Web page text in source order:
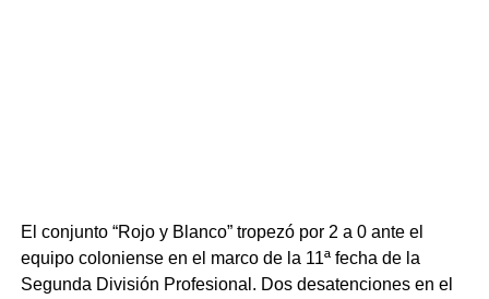
El conjunto “Rojo y Blanco” tropezó por 2 a 0 ante el
equipo coloniense en el marco de la 11ª fecha de la
Segunda División Profesional. Dos desatenciones en el